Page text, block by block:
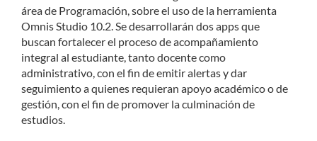
área de Programación, sobre el uso de la herramienta
Omnis Studio 10.2. Se desarrollarán dos apps que
buscan fortalecer el proceso de acompañamiento
integral al estudiante, tanto docente como
administrativo, con el fin de emitir alertas y dar
seguimiento a quienes requieran apoyo académico o de
gestión, con el fin de promover la culminación de
estudios.